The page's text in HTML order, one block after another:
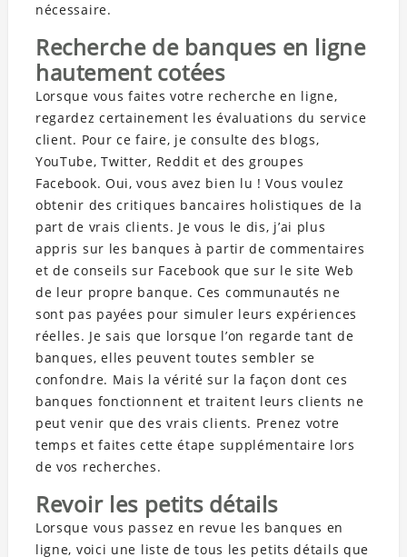
nécessaire.
Recherche de banques en ligne
hautement cotées
Lorsque vous faites votre recherche en ligne,
regardez certainement les évaluations du service
client. Pour ce faire, je consulte des blogs,
YouTube, Twitter, Reddit et des groupes
Facebook. Oui, vous avez bien lu ! Vous voulez
obtenir des critiques bancaires holistiques de la
part de vrais clients. Je vous le dis, j’ai plus
appris sur les banques à partir de commentaires
et de conseils sur Facebook que sur le site Web
de leur propre banque. Ces communautés ne
sont pas payées pour simuler leurs expériences
réelles. Je sais que lorsque l’on regarde tant de
banques, elles peuvent toutes sembler se
confondre. Mais la vérité sur la façon dont ces
banques fonctionnent et traitent leurs clients ne
peut venir que des vrais clients. Prenez votre
temps et faites cette étape supplémentaire lors
de vos recherches.
Revoir les petits détails
Lorsque vous passez en revue les banques en
ligne, voici une liste de tous les petits détails que